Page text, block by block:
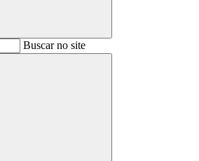
BuscarBuscar no site